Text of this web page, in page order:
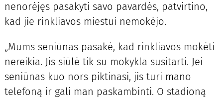
nenorėjęs pasakyti savo pavardės, patvirtino,
kad jie rinkliavos miestui nemokėjo.
„Mums seniūnas pasakė, kad rinkliavos mokėti
nereikia. Jis siūlė tik su mokykla susitarti. Jei
seniūnas kuo nors piktinasi, jis turi mano
telefoną ir gali man paskambinti. O stadioną